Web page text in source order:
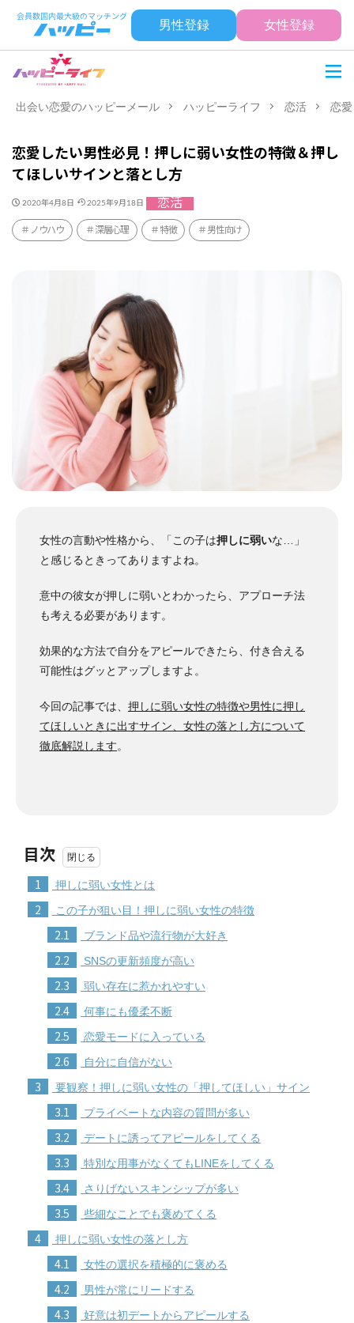
男性登録 女性登録
出会い恋愛のハッピーメール ハッピーライフ 恋活 恋
恋愛したい男性必見！押しに弱い女性の特徴＆押し
てほしいサインと落とし方
2020年4月8日 2025年9月18日 恋活
ノウハウ 深層心理 特徴 男性向け
女性の言動や性格から、「この子は押しに弱いな…」
と感じるときってありますよね。
意中の彼女が押しに弱いとわかったら、アプローチ法
も考える必要があります。
効果的な方法で自分をアピールできたら、付き合える
可能性はグッとアップしますよ。
今回の記事では、 押しに弱い女性の特徴や男性に押し
てほしいときに出すサイン、女性の落とし方について
徹底解説します。
目次
1 押しに弱い女性とは
2 この子が狙い目！押しに弱い女性の特徴
2.1 ブランド品や流行物が大好き
2.2 SNSの更新頻度が高い
2.3 弱い存在に惹かれやすい
2.4 何事にも優柔不断
2.5 恋愛モードに入っている
2.6 自分に自信がない
3 要観察！押しに弱い女性の「押してほしい」サイン
3.1 プライベートな内容の質問が多い
3.2 デートに誘ってアピールをしてくる
3.3 特別な用事がなくてもLINEをしてくる
3.4 さりげないスキンシップが多い
3.5 些細なことでも褒めてくる
4 押しに弱い女性の落とし方
4.1 女性の選択を積極的に褒める
4.2 男性が常にリードする
4.3 好意は初デートからアピールする